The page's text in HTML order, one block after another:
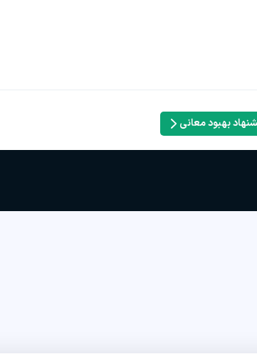
بهبود معانی